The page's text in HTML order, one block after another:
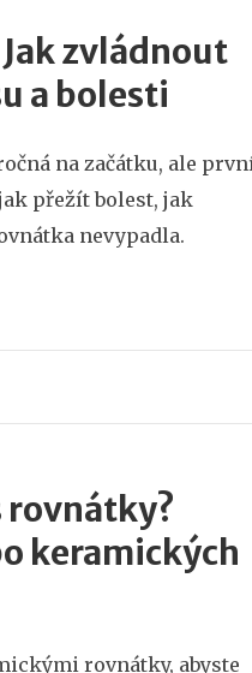
zvládnout
a bolesti
na začátku, ale
přežít bolest, jak
nevypadla.
rovnátky?
keramických
rovnátky, abyste